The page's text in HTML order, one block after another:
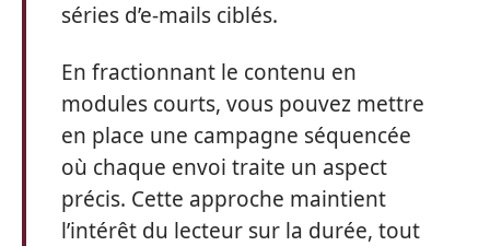
séries d’e-mails ciblés.
En fractionnant le contenu en
modules courts, vous pouvez mettre
en place une campagne séquencée
où chaque envoi traite un aspect
précis. Cette approche maintient
l’intérêt du lecteur sur la durée, tout